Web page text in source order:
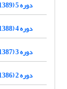
دوره 5 (1389)
دوره 4 (1388)
دوره 3 (1387)
دوره 2 (1386)